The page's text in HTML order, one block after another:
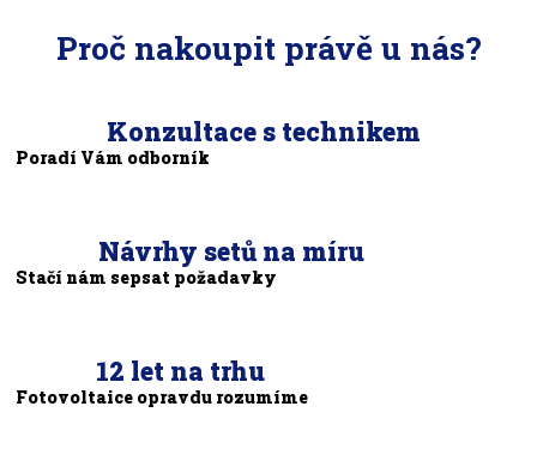
Proč nakoupit právě u nás?
Konzultace s technikem
Poradí Vám odborník
Návrhy setů na míru
Stačí nám sepsat požadavky
12 let na trhu
Fotovoltaice opravdu rozumíme